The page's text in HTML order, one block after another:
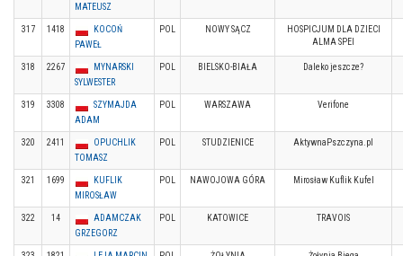
MATEUSZ
317 1418
KOCOŃ
PAWEŁ
POL NOWY SĄCZ
HOSPICJUM DLA DZIECI
ALMA SPEI
318 2267
MYNARSKI
SYLWESTER
POL BIELSKO-BIAŁA Daleko jeszcze?
319 3308
SZYMAJDA
ADAM
POL WARSZAWA Verifone
320 2411
OPUCHLIK
TOMASZ
POL STUDZIENICE AktywnaPszczyna.pl
321 1699
KUFLIK
MIROSŁAW
POL NAWOJOWA GÓRA Mirosław Kuflik Kufel
322 14
ADAMCZAK
GRZEGORZ
POL KATOWICE TRAVOIS